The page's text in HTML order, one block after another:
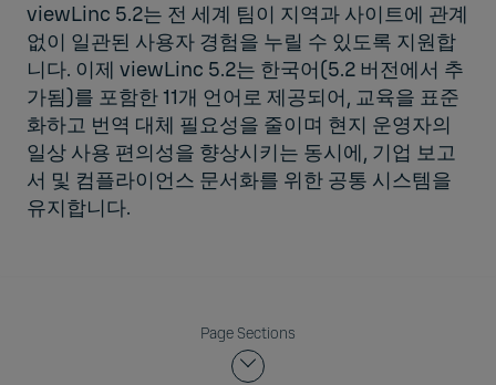
viewLinc 5.2는 전 세계 팀이 지역과 사이트에 관계
없이 일관된 사용자 경험을 누릴 수 있도록 지원합
니다. 이제 viewLinc 5.2는 한국어(5.2 버전에서 추
가됨)를 포함한 11개 언어로 제공되어, 교육을 표준
화하고 번역 대체 필요성을 줄이며 현지 운영자의
일상 사용 편의성을 향상시키는 동시에, 기업 보고
서 및 컴플라이언스 문서화를 위한 공통 시스템을
유지합니다.
Page Sections